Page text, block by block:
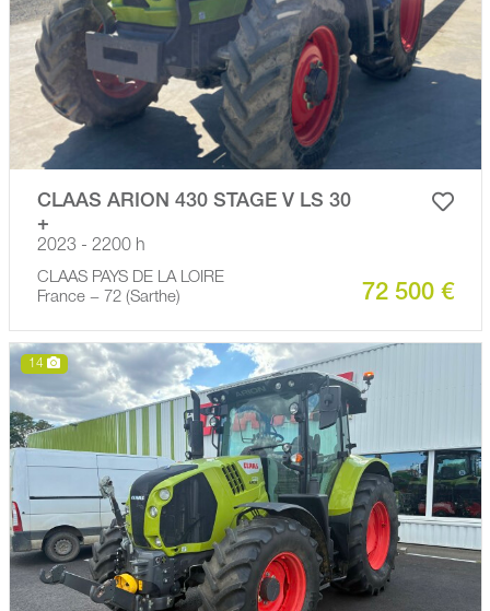
CLAAS ARION 430 STAGE V LS 30
+
2023 - 2200 h
CLAAS PAYS DE LA LOIRE
France − 72 (Sarthe)
72 500 €
14